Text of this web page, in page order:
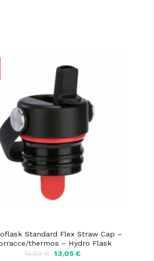
Standard Flex Straw Cap –
thermos – Hydro Flask
14,50€ Il
13,05€Il